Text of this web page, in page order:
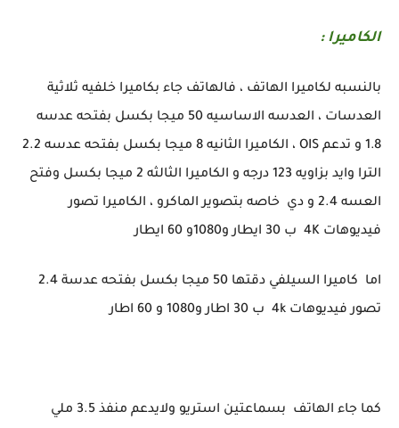
الكاميرا :
بالنسبه لكاميرا الهاتف ، فالهاتف جاء بكاميرا خلفيه ثلاثية
العدسات ، العدسه الاساسيه 50 ميجا بكسل بفتحه عدسه
1.8 و تدعم OIS ، الكاميرا الثانيه 8 ميجا بكسل بفتحه عدسه 2.2
الترا وايد بزاويه 123 درجه و الكاميرا الثالثه 2 ميجا بكسل وفتح
العسه 2.4 و دي خاصه بتصوير الماكرو ، الكاميرا تصور
فيديوهات 4K ب 30 ايطار و1080و 60 ايطار
اما كاميرا السيلفي دقتها 50 ميجا بكسل بفتحه عدسة 2.4
تصور فيديوهات 4k ب 30 اطار و1080 و 60 اطار
كما جاء الهاتف بسماعتين استريو ولايدعم منفذ 3.5 ملي